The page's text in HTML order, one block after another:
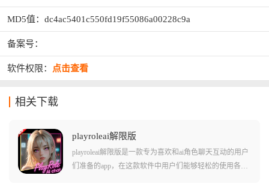
MD5值：dc4ac5401c550fd19f55086a00228c9a
备案号：
软件权限： 点击查看
相关下载
playroleai解限版
playroleai解限版是一款专为喜欢和ai角色聊天互动的用户
们准备的app，在这款软件中用户们能够轻松的使用各种